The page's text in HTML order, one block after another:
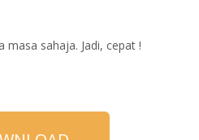
masa sahaja. Jadi, cepat !